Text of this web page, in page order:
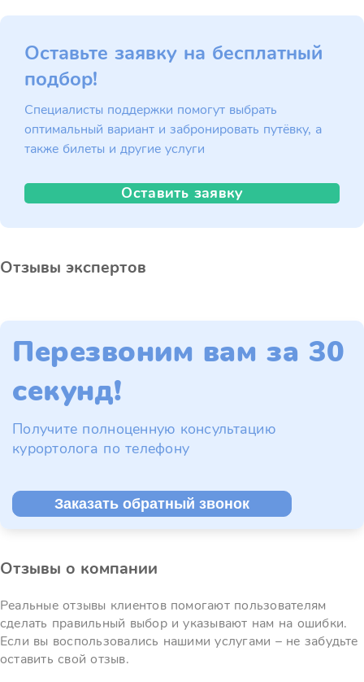
Оставьте заявку на бесплатный
подбор!
Специалисты поддержки помогут выбрать
оптимальный вариант и забронировать путёвку, а
также билеты и другие услуги
Оставить заявку
Отзывы экспертов
Перезвоним вам за 30
секунд!
Получите полноценную консультацию
курортолога по телефону
Заказать обратный звонок
Отзывы о компании
Реальные отзывы клиентов помогают пользователям
сделать правильный выбор и указывают нам на ошибки.
Если вы воспользовались нашими услугами – не забудьте
оставить свой отзыв.